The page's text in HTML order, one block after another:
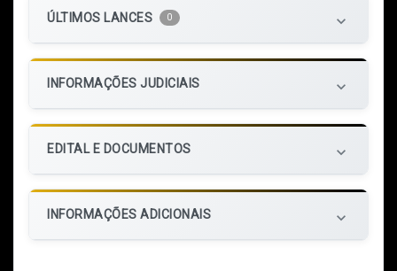
ÚLTIMOS LANCES 0 keyboard_arrow_down
INFORMAÇÕES JUDICIAIS keyboard_arrow_down
EDITAL E DOCUMENTOS keyboard_arrow_down
INFORMAÇÕES ADICIONAIS keyboard_arrow_down